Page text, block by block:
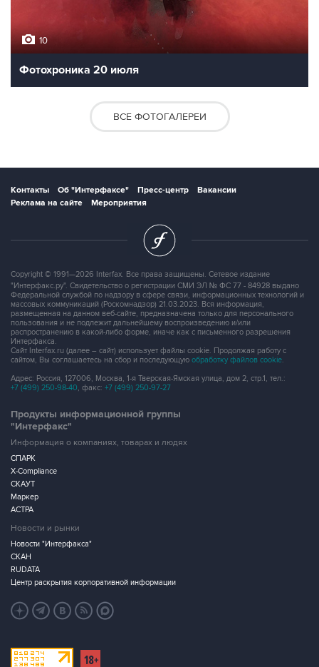
10
Фотохроника 20 июля
ВСЕ ФОТОГАЛЕРЕИ
Контакты Об "Интерфаксе" Пресс-центр
Вакансии
Реклама на сайте
Мероприятия
Copyright © 1991—2026 Interfax. Все права защищены. Сетевое издание
"Интерфакс.ру". Свидетельство о регистрации СМИ ЭЛ № ФС 77 - 84928 выдано
Федеральной службой по надзору в сфере связи, информационных технологий и
массовых коммуникаций (Роскомнадзор) 21.03.2023. Вся информация,
размещенная на данном веб-сайте, предназначена только для персонального
пользования и не подлежит дальнейшему воспроизведению и/или
распространению в какой-либо форме, иначе как с письменного разрешения
Интерфакса.
Сайт Interfax.ru (далее – сайт) использует файлы cookie. Продолжая работу с
сайтом, Вы соглашаетесь на сбор и последующую обработку файлов cookie.
Адрес: Россия, 127006, Москва, 1-я Тверская-Ямская улица, дом 2, стр.1, тел.:
+7 (499) 250-98-40, факс: +7 (499) 250-97-27
Продукты информационной группы
"Интерфакс"
Информация о компаниях, товарах и людях
СПАРК
X-Compliance
СКАУТ
Маркер
АСТРА
Новости и рынки
Новости "Интерфакса"
СКАН
RUDATA
Центр раскрытия корпоративной информации